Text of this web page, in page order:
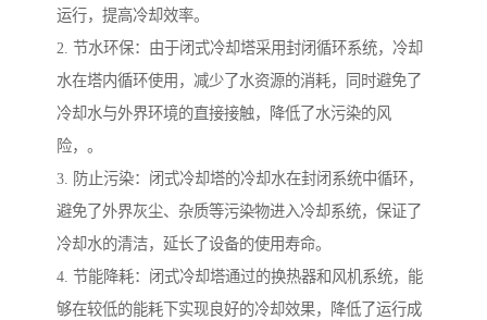
运行，提高冷却效率。
2. 节水环保：由于闭式冷却塔采用封闭循环系统，冷却
水在塔内循环使用，减少了水资源的消耗，同时避免了
冷却水与外界环境的直接接触，降低了水污染的风
险，。
3. 防止污染：闭式冷却塔的冷却水在封闭系统中循环，
避免了外界灰尘、杂质等污染物进入冷却系统，保证了
冷却水的清洁，延长了设备的使用寿命。
4. 节能降耗：闭式冷却塔通过的换热器和风机系统，能
够在较低的能耗下实现良好的冷却效果，降低了运行成